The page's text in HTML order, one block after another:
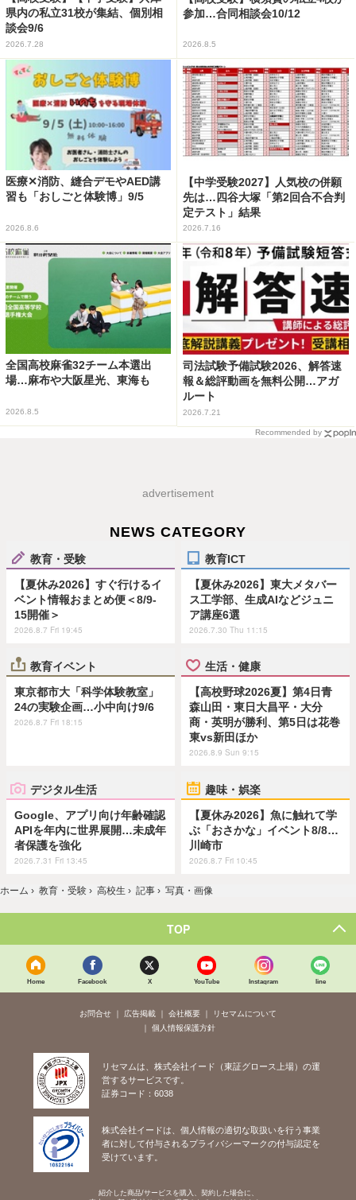
県内の私立31校が集結、個別相
談会9/6
2026.7.28
参加…合同相談会10/12
2026.8.5
医療✕消防、縫合デモやAED講
習も「おしごと体験博」9/5
2026.8.6
【中学受験2027】人気校の併願
先は…四谷大塚「第2回合不合判
定テスト」結果
2026.7.16
全国高校麻雀32チーム本選出
場…麻布や大阪星光、東海も
2026.8.5
司法試験予備試験2026、解答速
報＆総評動画を無料公開…アガ
ルート
2026.7.21
Recommended by
advertisement
NEWS CATEGORY
教育・受験
【夏休み2026】すぐ行けるイ
ベント情報おまとめ便＜8/9-
15開催＞
2026.8.7 Fri 19:45
教育ICT
【夏休み2026】東大メタバー
ス工学部、生成AIなどジュニ
ア講座6選
2026.7.30 Thu 11:15
教育イベント
東京都市大「科学体験教室」
24の実験企画…小中向け9/6
2026.8.7 Fri 18:15
生活・健康
【高校野球2026夏】第4日青
森山田・東日大昌平・大分
商・英明が勝利、第5日は花巻
東vs新田ほか
2026.8.9 Sun 9:15
デジタル生活
Google、アプリ向け年齢確認
APIを年内に世界展開…未成年
者保護を強化
2026.7.31 Fri 13:45
趣味・娯楽
【夏休み2026】魚に触れて学
ぶ「おさかな」イベント8/8…
川崎市
2026.8.7 Fri 10:45
ホーム › 教育・受験 › 高校生 › 記事 › 写真・画像
TOP
Home Facebook X YouTube Instagram line
お問合せ 広告掲載 会社概要
リセマムについて
個人情報保護方針
リセマムは、株式会社イード（東証グロース上場）の運
営するサービスです。
証券コード：6038
株式会社イードは、個人情報の適切な取扱いを行う事業
者に対して付与されるプライバシーマークの付与認定を
受けています。
紹介した商品/サービスを購入、契約した場合に、